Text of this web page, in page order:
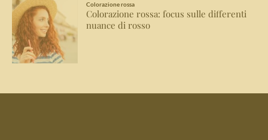
Colorazione rossa
Colorazione rossa: focus sulle differenti
nuance di rosso